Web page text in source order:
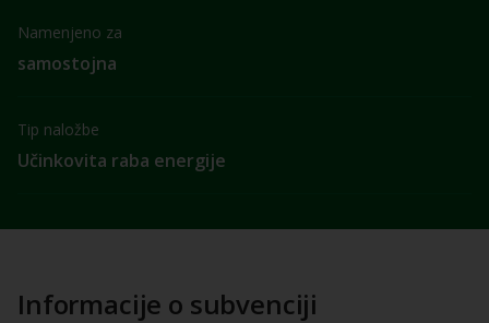
Namenjeno za
samostojna
Tip naložbe
Učinkovita raba energije
Informacije o subvenciji